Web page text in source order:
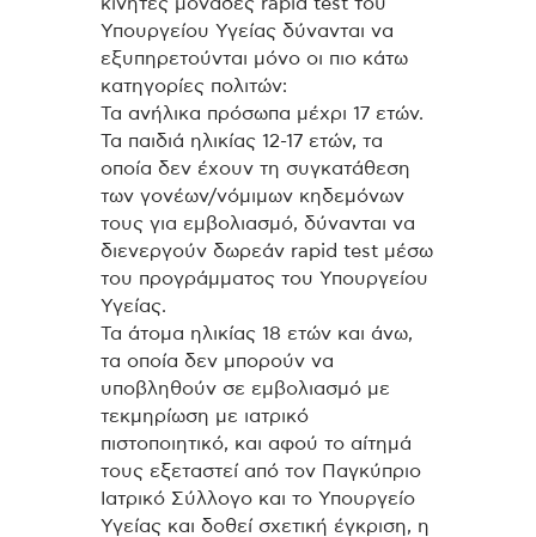
Υπουργείου Υγείας δύνανται να
εξυπηρετούνται μόνο οι πιο κάτω
κατηγορίες πολιτών:
Τα ανήλικα πρόσωπα μέχρι 17 ετών.
Τα παιδιά ηλικίας 12-17 ετών, τα
οποία δεν έχουν τη συγκατάθεση
των γονέων/νόμιμων κηδεμόνων
τους για εμβολιασμό, δύνανται να
διενεργούν δωρεάν rapid test μέσω
του προγράμματος του Υπουργείου
Υγείας.
Τα άτομα ηλικίας 18 ετών και άνω,
τα οποία δεν μπορούν να
υποβληθούν σε εμβολιασμό με
τεκμηρίωση με ιατρικό
πιστοποιητικό, και αφού το αίτημά
τους εξεταστεί από τον Παγκύπριο
Ιατρικό Σύλλογο και το Υπουργείο
Υγείας και δοθεί σχετική έγκριση, η